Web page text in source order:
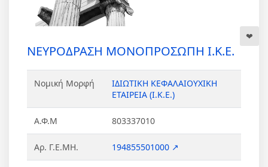
ΝΕΥΡΟΔΡΑΣΗ ΜΟΝΟΠΡΟΣΩΠΗ Ι.Κ.Ε.
Νομική Μορφή
ΙΔΙΩΤΙΚΗ ΚΕΦΑΛΑΙΟΥΧΙΚΗ
ΕΤΑΙΡΕΙΑ (Ι.Κ.Ε.)
Α.Φ.Μ 803337010
Αρ. Γ.Ε.ΜΗ. 194855501000 ↗